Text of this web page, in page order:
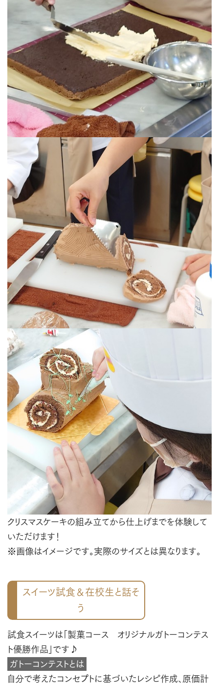
クリスマスケーキの組み立てから仕上げまでを体験して
いただけます！
※画像はイメージです。実際のサイズとは異なります。
スイーツ試食＆在校生と話そ
う
試食スイーツは「製菓コース オリジナルガトーコンテス
ト優勝作品」です♪
ガトーコンテストとは
自分で考えたコンセプトに基づいたレシピ作成、原価計